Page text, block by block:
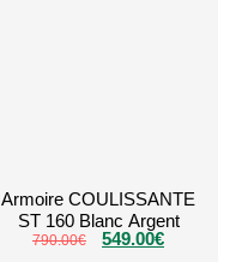
Armoire COULISSANTE
ST 160 Blanc Argent
790.00€ 549.00€